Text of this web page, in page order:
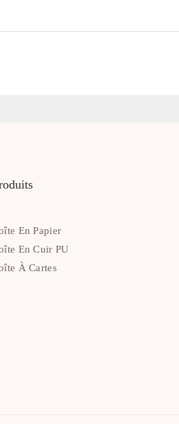
En Papier
En Cuir PU
À Cartes